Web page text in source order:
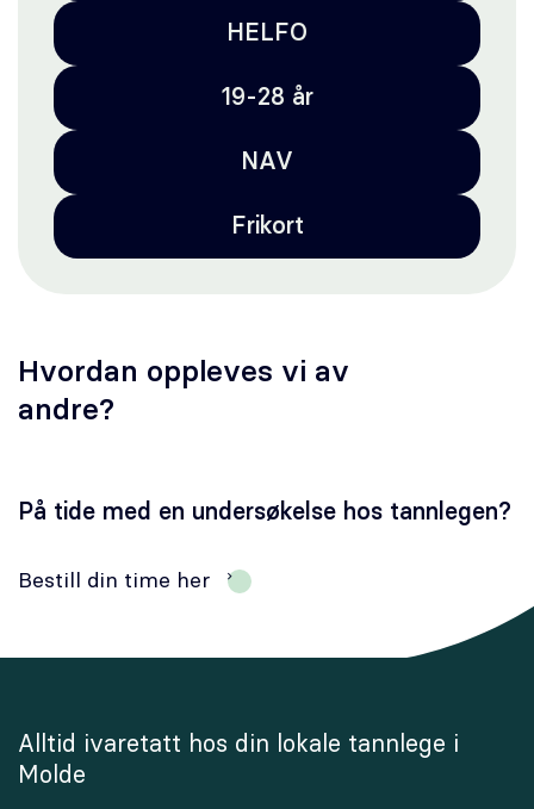
HELFO
19-28 år
NAV
Frikort
Hvordan oppleves vi av
andre?
På tide med en undersøkelse hos tannlegen?
Bestill din time her
Alltid ivaretatt hos din lokale tannlege i
Molde